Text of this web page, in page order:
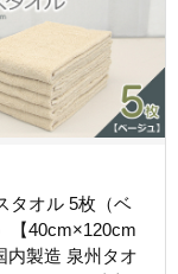
タオル 5枚（ベ
【40cm×120cm
内製造 泉州タオ